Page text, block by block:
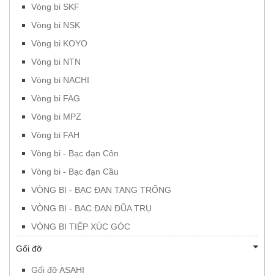
Vòng bi SKF
Vòng bi NSK
Vòng bi KOYO
Vòng bi NTN
Vòng bi NACHI
Vòng bi FAG
Vòng bi MPZ
Vòng bi FAH
Vòng bi - Bạc đạn Côn
Vòng bi - Bạc đạn Cầu
VÒNG BI - BẠC ĐẠN TANG TRỐNG
VÒNG BI - BẠC ĐẠN ĐŨA TRỤ
VÒNG BI TIẾP XÚC GÓC
Gối đỡ
Gối đỡ ASAHI